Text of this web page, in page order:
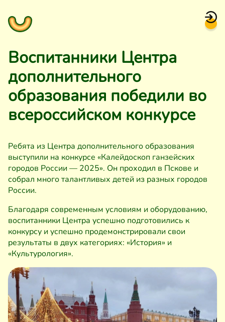
Воспитанники Центра
дополнительного
образования победили во
всероссийском конкурсе
Ребята из Центра дополнительного образования
выступили на конкурсе «Калейдоскоп ганзейских
городов России — 2025». Он проходил в Пскове и
собрал много талантливых детей из разных городов
России.
Благодаря современным условиям и оборудованию,
воспитанники Центра успешно подготовились к
конкурсу и успешно продемонстрировали свои
результаты в двух категориях: «История» и
«Культурология».